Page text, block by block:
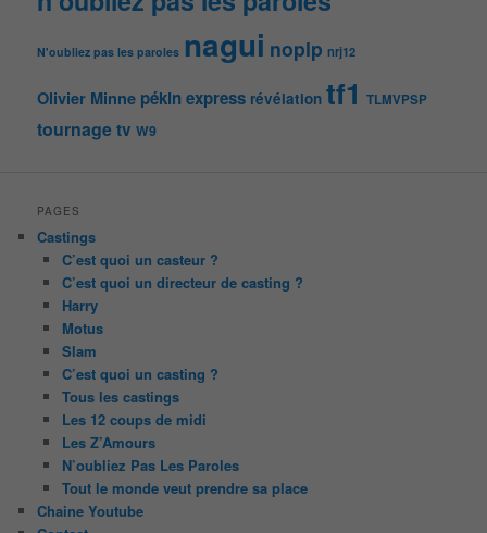
N'oubliez pas les paroles nagui noplp nrj12
Olivier Minne pékin express révélation tf1 TLMVPSP
tournagetv W9
PAGES
Castings
C’est quoi un casteur ?
C’est quoi un directeur de casting ?
Harry
Motus
Slam
C’est quoi un casting ?
Tous les castings
Les 12 coups de midi
Les Z’Amours
N’oubliez Pas Les Paroles
Tout le monde veut prendre sa place
Chaine Youtube